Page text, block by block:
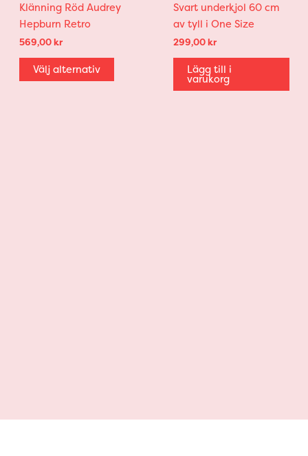
Klänning Röd Audrey
Hepburn Retro
569,00kr
Välj alternativ
väljas
produktsidan
Svart underkjol 60 cm
av tyll i One Size
299,00kr
Lägg till i
varukorg